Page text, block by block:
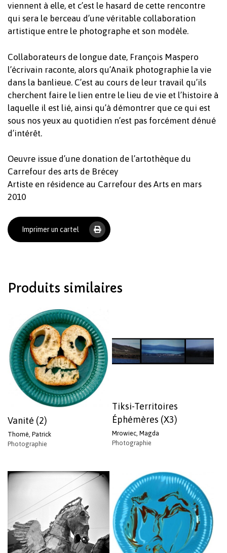
Votre panier est vide.
Revenir à l'Artotek
viennent à elle, et c’est le hasard de cette rencontre
qui sera le berceau d’une véritable collaboration
artistique entre le photographe et son modèle.
Collaborateurs de longue date, François Maspero
l’écrivain raconte, alors qu’Anaïk photographie la vie
dans la banlieue. C’est au cours de leur travail qu’ils
cherchent faire le lien entre le lieu de vie et l’histoire à
laquelle il est lié, ainsi qu’à démontrer que ce qui est
sous nos yeux au quotidien n’est pas forcément dénué
d’intérêt.
Oeuvre issue d’une donation de l’artothèque du
Carrefour des arts de Brécey
Artiste en résidence au Carrefour des Arts en mars
2010
Imprimer un cartel
Produits similaires
Vanité (2)
Thomé, Patrick
Photographie
Tiksi-Territoires
Éphémères (X3)
Mrowiec, Magda
Photographie